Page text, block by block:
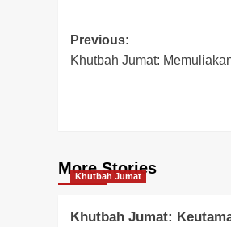
Post
navigation
Previous:
Khutbah Jumat:
More Stories
Khutbah Jumat
Khutbah Jumat: